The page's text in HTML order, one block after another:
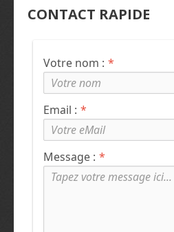
CONTACT RAPIDE